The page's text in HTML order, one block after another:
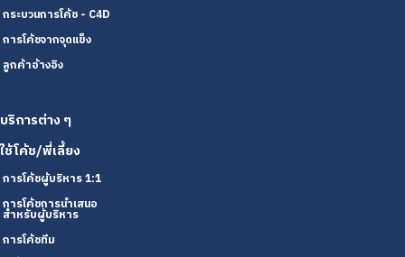
กระบวนการโค้ช - C4D
การโค้ชจากจุดแข็ง
ลูกค้าอ้างอิง
บริการต่าง ๆ
ใช้โค้ช/พี่เลี้ยง
การโค้ชผู้บริหาร 1:1
การโค้ชการนำเสนอ
สำหรับผู้บริหาร
การโค้ชทีม